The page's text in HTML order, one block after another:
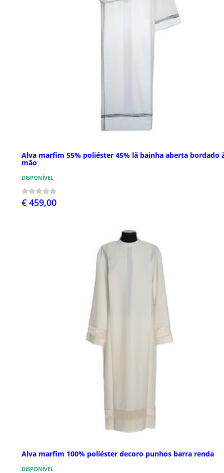
Alva marfim 55% poliéster 45% lã bainha aberta bordado
mão
DISPONÍVEL
€ 459,00
Alva marfim 100% poliéster decoro punhos barra renda
DISPONÍVEL